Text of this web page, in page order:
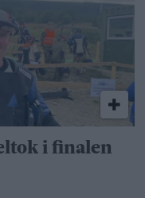
i finalen